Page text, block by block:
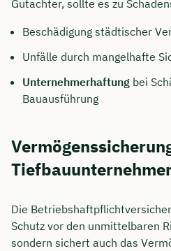
Gutachter, sollte es zu
Beschädigung städtischer
Unfälle durch mangelhafte
Unternehmerhaftung bei
Bauausführung
Die
Schutz vor den unmittelbaren
sondern sichert auch das